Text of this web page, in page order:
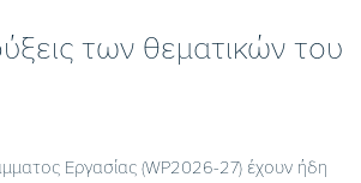
των θεματικών του
Εργασίας (WP2026-27) έχουν ήδη